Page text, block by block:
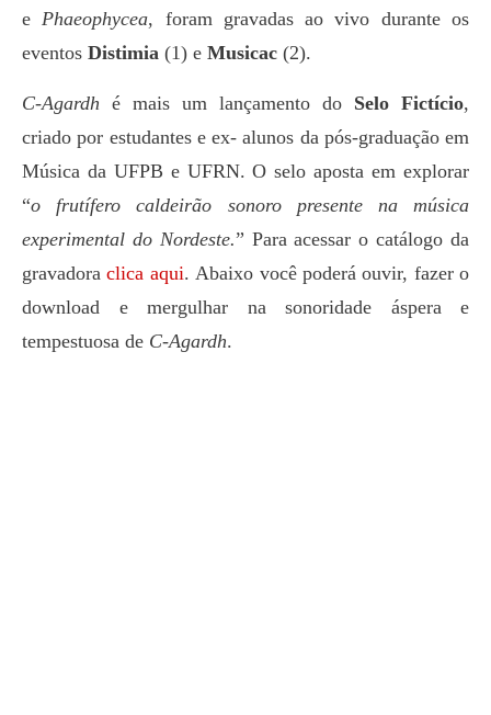
e Phaeophycea, foram gravadas ao vivo durante os
eventos Distimia (1) e Musicac (2).
C-Agardh é mais um lançamento do Selo Fictício,
criado por estudantes e ex- alunos da pós-graduação em
Música da UFPB e UFRN. O selo aposta em explorar
“o frutífero caldeirão sonoro presente na música
experimental do Nordeste.” Para acessar o catálogo da
gravadoraclica aqui. Abaixo você poderá ouvir, fazer o
download e mergulhar na sonoridade áspera e
tempestuosa de C-Agardh.